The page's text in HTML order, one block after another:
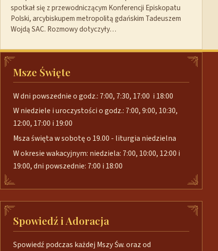
spotkał się z przewodniczącym Konferencji Episkopatu
Polski, arcybiskupem metropolitą gdańskim Tadeuszem
Wojdą SAC. Rozmowy dotyczyły…
Msze Święte
W dni powszednie o godz.: 7:00, 7:30, 17:00 i 18:00
W niedziele i uroczystości o godz.: 7:00, 9:00, 10:30,
12:00, 17:00 i 19:00
Msza święta w sobotę o 19.00 - liturgia niedzielna
W okresie wakacyjnym: niedziela: 7:00, 10:00, 12:00 i
19:00, dni powszednie: 7:00 i 18:00
Spowiedź i Adoracja
Spowiedź podczas każdej Mszy Św. oraz od